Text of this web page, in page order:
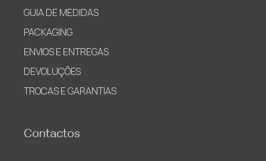
GUIA DE MEDIDAS
PACKAGING
ENVIOS E ENTREGAS
DEVOLUÇÕES
TROCAS E GARANTIAS
Contactos